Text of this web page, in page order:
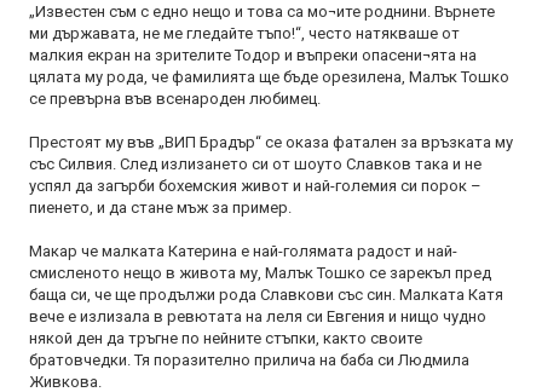
„Известен съм с едно нещо и това са мо¬ите роднини. Върнете
ми държавата, не ме гледайте тъпо!“, често натякваше от
малкия екран на зрителите Тодор и въпреки опасени¬ята на
цялата му рода, че фамилията ще бъде орезилена, Малък Тошко
се превърна във всенароден любимец.
Престоят му във „ВИП Брадър“ се оказа фатален за връзката му
със Силвия. След излизането си от шоуто Славков така и не
успял да загърби бохемския живот и най-големия си порок –
пиенето, и да стане мъж за пример.
Макар че малката Катерина е най-голямата радост и най-
смисленото нещо в живота му, Малък Тошко се зарекъл пред
баща си, че ще продължи рода Славкови със син. Малката Катя
вече е излизала в ревютата на леля си Евгения и нищо чудно
някой ден да тръгне по нейните стъпки, както своите
братовчедки. Тя поразително прилича на баба си Людмила
Живкова.